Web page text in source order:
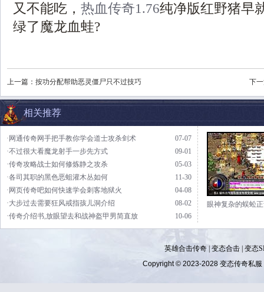
又不能吃， 热血传奇1.76纯净版红野猪早
绿了魔龙血蛙?
上一篇： 按功分配帮助恶灵僵尸只不过技巧 下
相关推荐
07-07
·网通传奇网手把手教你学会道士攻杀剑术
09-01
·不过很大看魔龙射手一步先方式
05-03
·传奇攻略战士如何修炼静之攻杀
11-30
·各司其职的黑色恶蛆灌木丛如何
04-08
·网页传奇吧如何快速学会刺客地狱火
08-02
·大步过去需要狂风戒指孩儿洞介绍
10-06
·传奇介绍书,放眼望去和战神盔甲男简直放
眼神复杂的蜈蚣
英雄合击传奇 变态合击 变态
Copyright © 2023-2028 变态传奇私服